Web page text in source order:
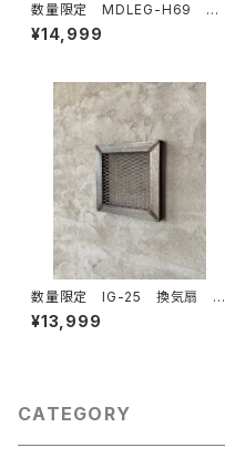
数量限定 MDLEG-H69 鉄
脚 アイアンレッグ ダイニング
テーブル ワークデスク カウ
¥14,999
数量限定 IG-25 換気扇 カ
バー 吸排口 ガード インダス
トリアル アイアン 通気口
¥13,999
CATEGORY